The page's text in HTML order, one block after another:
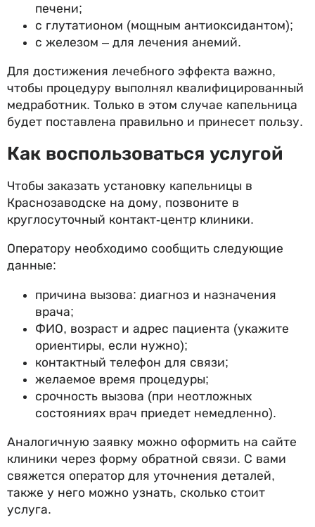
печени;
с глутатионом (мощным антиоксидантом);
с железом – для лечения анемий.
Для достижения лечебного эффекта важно,
чтобы процедуру выполнял квалифицированный
медработник. Только в этом случае капельница
будет поставлена правильно и принесет пользу.
Как воспользоваться услугой
Чтобы заказать установку капельницы в
Краснозаводске на дому, позвоните в
круглосуточный контакт-центр клиники.
Оператору необходимо сообщить следующие
данные:
причина вызова: диагноз и назначения
врача;
ФИО, возраст и адрес пациента (укажите
ориентиры, если нужно);
контактный телефон для связи;
желаемое время процедуры;
срочность вызова (при неотложных
состояниях врач приедет немедленно).
Аналогичную заявку можно оформить на сайте
клиники через форму обратной связи. С вами
свяжется оператор для уточнения деталей,
также у него можно узнать, сколько стоит
услуга.